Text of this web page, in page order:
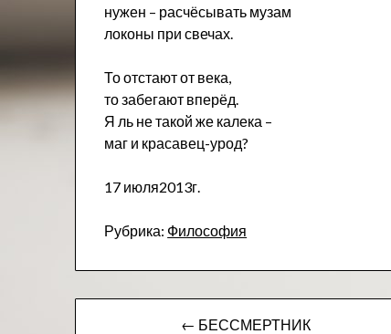
нужен – расчёсывать музам
локоны при свечах.
То отстают от века,
то забегают вперёд.
Я ль не такой же калека –
маг и красавец-урод?
17 июля2013г.
Рубрика: Ф​илософия
← БЕССМЕРТНИК